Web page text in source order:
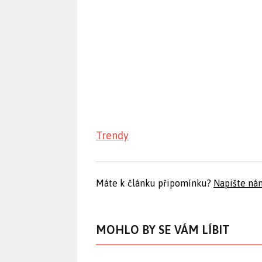
Trendy
Máte k článku připomínku? Napište
MOHLO BY SE VÁM LÍBIT